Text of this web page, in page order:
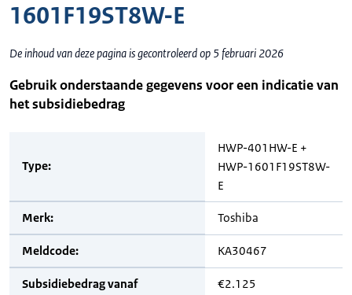
1601F19ST8W-E
De inhoud van deze pagina is gecontroleerd op 5 februari 2026
Gebruik onderstaande gegevens voor een indicatie van
het subsidiebedrag
Type:
HWP-401HW-E +
HWP-1601F19ST8W-
E
Merk: Toshiba
Meldcode: KA30467
Subsidiebedrag vanaf
€2.125